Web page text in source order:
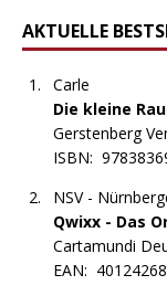
AKTUELLE
Carle
Die kleine
Gerstenberg
ISBN:
NSV -
Qwixx - Das
Cartamundi
EAN: